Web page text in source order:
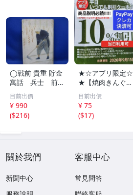
◯戦前 貴重 貯金
寓話 兵士 前
線 昭和１４年
非売品 貯金局 古
い 昭和 レトロ ア
ンティーク ヴィ
目前出價
¥ 990
($216)
★☆アプリ限定☆
★【焼肉きんぐ】
平日いつでもクー
ポン 10%割引券
9月15日まで Pay
Pay・クレカ決済
目前出價
¥ 75
($17)
關於我們
新聞中心
客服中心
常見問答